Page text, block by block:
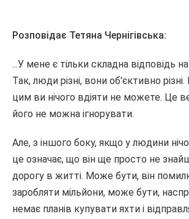
Розповідає Тетяна Чернігівська:
...У мене є тільки складна відповідь
Так, люди різні, вони об'єктивно різні.
цим ви нічого вдіяти не можете. Це
його не можна ігнорувати.
Але, з іншого боку, якщо у людини
це означає, що він ще просто не
дорогу в житті. Може бути, він
заробляти мільйони, може бути,
немає планів купувати яхти і